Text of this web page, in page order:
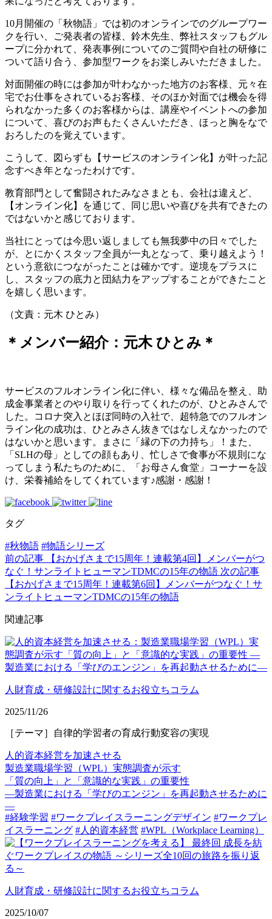
10月開催の「秋物語」では初のオンラインでのグループワー
クを行い、ご発表者の皆様、鈴木先生、弊社スタッフもグル
ープに分かれて、発表事例についてのご質問や⾃社の研修に
ついて語り合う、参加型ワークをお楽しみいただきました。
対面開催の時には参加が叶わなかった地方のお客様、元々在
宅でお仕事をされているお客様、そのほか対面では機会を得
られなかった多くのお客様からは、講座やイベントへの参加
について、喜びのお声もたくさんいただき、ほっと胸をなで
おろしたのを覚えています。
こうして、図らずも【サービスのオンライン化】が叶った記
念すべき年となったわけです。
教育部門として奮闘されたみなさまとも、会社は違えど、
【オンライン化】を通じて、同じ思いや喜びを共有できたの
ではないかと感じております。
当社にとっては今思い返しましても無我夢中の日々でした
が、とにかくスタッフ全員が一丸となって、乗り越えよう！
という意欲につながったことは確かです。逆境をプラスに
し、スタッフの底力と団結力をアップすることができたこと
を嬉しく思います。
（文責：元木 ひとみ）
＊メンバー紹介：元木 ひとみ＊
サービスのフルオンライン化に伴い、様々な備品を整え、助
成金事業者とのやり取りを行ってくれたのが、ひとみさんで
した。コロナ突入とほぼ同時の入社で、超特急でのフルオン
ライン化の成功は、ひとみさん抜きではなしえなかったので
はないかと思います。まさに「縁の下の力持ち」！また、
「SLHの母」としての顔もあり、忙しさで食事が不規則にな
ってしまう私たちのために、「お母さん食堂」コーナーを設
け、栄養補給をしてくれています♪感謝・感謝！
タグ
#秋物語 #物語シリーズ
前の記事
【おかげさまで15周年！連載第4回】メンバーがつ
なぐ！サンライトヒューマンTDMCの15年の物語 次の記事
【おかげさまで15周年！連載第6回】メンバーがつなぐ！サ
ンライトヒューマンTDMCの15年の物語
関連記事
人財育成・研修設計に関するお役立ちコラム
2025/11/26
［テーマ］自律的学習者の育成行動変容の実現
人的資本経営を加速させる
製造業職場学習（WPL）実態調査が示す
「質の向上」と「意識的な実践」の重要性
—製造業における「学びのエンジン」を再起動させるために
—
#経験学習 #ワークプレイスラーニングデザイン #ワークプレ
イスラーニング #人的資本経営 #WPL（Workplace Learning）
人財育成・研修設計に関するお役立ちコラム
2025/10/07